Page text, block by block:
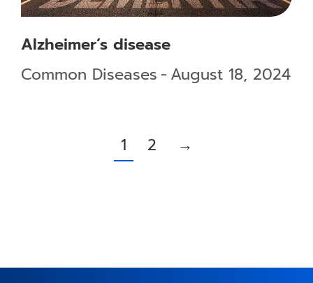
Alzheimer’s disease
Common Diseases
August 18, 2024
1 2 →